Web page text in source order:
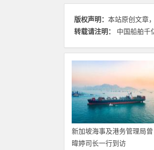
版权声明： 本站原创文章
转载请注明：
中国船舶千
新加坡海事及港务管理局曾
暐婷司长一行到访